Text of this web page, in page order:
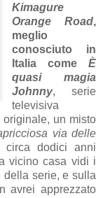
Kimagure
Orange Road,
meglio
conosciuto in
Italia come È
quasi magia
Johnny, serie
televisiva
un misto
via delle
circa dodici anni
vicino casa vidi i
della serie, e sulla
avrei apprezzato